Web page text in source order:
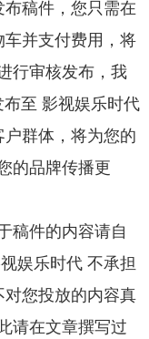
稿件，您只需在
并支付费用，将
行审核发布，我
至 影视娱乐时代
户群体，将为您的
的品牌传播更
稿件的内容请自
娱乐时代 不承担
您投放的内容真
请在文章撰写过